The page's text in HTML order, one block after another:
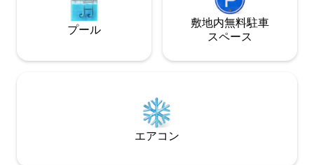
プール
敷地内無料駐⁠車
ス⁠ペ⁠ー⁠ス
エアコン